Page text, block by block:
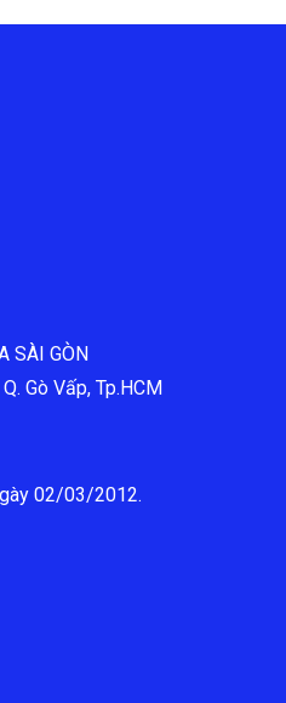
SÀI GÒN
Gò Vấp, Tp.HCM
02/03/2012.